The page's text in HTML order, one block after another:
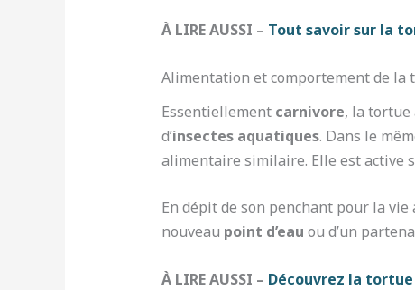
À LIRE AUSSI – Tout savoir sur la
Alimentation et comportement de la
Essentiellement carnivore, la tortue
d’insectes aquatiques. Dans le
alimentaire similaire. Elle est active
En dépit de son penchant pour la
nouveau point d’eau ou d’un
À LIRE AUSSI – Découvrez la